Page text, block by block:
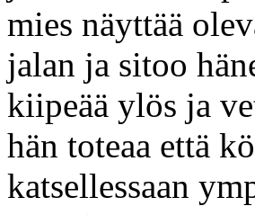
mies näyttää
jalan ja sitoo
kiipeää ylös ja
hän toteaa että
katsellessaan